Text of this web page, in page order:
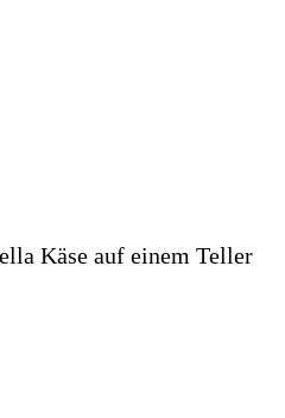
Käse auf einem Teller